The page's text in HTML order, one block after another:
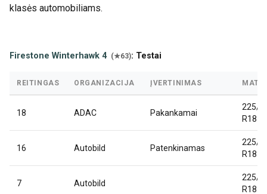
klasės automobiliams.
Firestone Winterhawk 4 (★63): Testai
REITINGAS ORGANIZACIJA ĮVERTINIMAS
18 ADAC Pakankamai
225/
R18
16 Autobild Patenkinamas
225/
R18
7 Autobild
225/
R18